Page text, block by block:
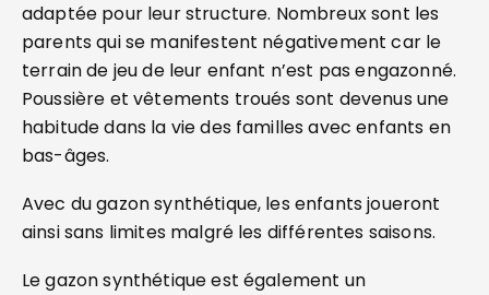
adaptée pour leur structure. Nombreux sont les
parents qui se manifestent négativement car le
terrain de jeu de leur enfant n’est pas engazonné.
Poussière et vêtements troués sont devenus une
habitude dans la vie des familles avec enfants en
bas-âges.
Avec du gazon synthétique, les enfants joueront
ainsi sans limites malgré les différentes saisons.
Le gazon synthétique est également un